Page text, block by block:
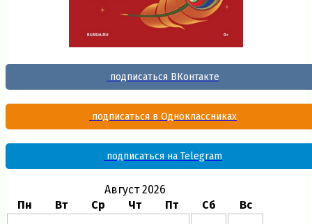
подписаться ВКонтакте
подписаться в Одноклассниках
подписаться на Telegram
Август 2026
Пн
Вт Ср Чт Пт Сб Вс